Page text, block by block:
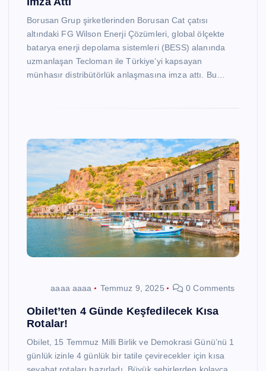
Borusan Grup şirketlerinden Borusan Cat çatısı
altındaki FG Wilson Enerji Çözümleri, global ölçekte
batarya enerji depolama sistemleri (BESS) alanında
uzmanlaşan Tecloman ile Türkiye’yi kapsayan
münhasır distribütörlük anlaşmasına imza attı. Bu…
aaaa aaaa Temmuz 9, 2025 0 Comments
Obilet’ten 4 Günde Keşfedilecek Kısa
Rotalar!
Obilet, 15 Temmuz Milli Birlik ve Demokrasi Günü’nü 1
günlük izinle 4 günlük bir tatile çevirecekler için kısa